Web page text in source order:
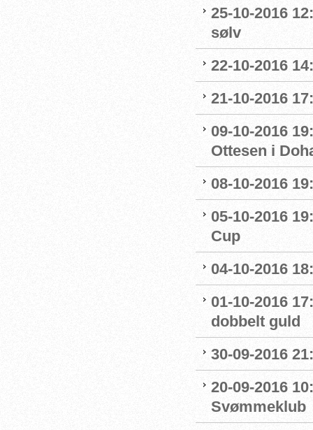
25-10-2016
sølv
22-10-2016
21-10-2016
09-10-2016
Ottesen i
08-10-2016
05-10-2016
Cup
04-10-2016
01-10-2016
dobbelt guld
30-09-2016
20-09-2016
Svømmeklub